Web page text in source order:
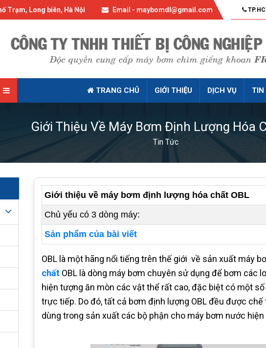
Trạm, Long biên, Hà Nội Email - maybomdl@gmail.com
TRANG CHỦ GIỚI THIỆU DỊCH VỤ TIN
Giới Thiệu Về Máy Bơm Định Lượng Hóa
Tin Tức
Giới thiệu về máy bơm định lượng hóa chất OBL
Chủ yếu có 3 dòng máy:
Sản phẩm của bài viết
OBL là một hãng nổi tiếng trên thế giới về sản xuất máy
chấtOBL là dòng máy bơm chuyên sử dụng để bơm các
hiện tượng ăn mòn các vật thể rất cao, đặc biệt có một
trực tiếp. Do đó, tất cả bơm định lượng OBL đều được
dùng trong sản xuất các bộ phận cho máy bơm nước hiện